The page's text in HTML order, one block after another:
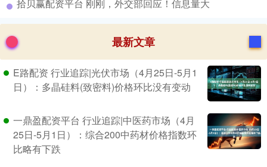
​拾贝赢配资平台 刚刚，外交部回应！信息量大
最新文章
E路配资 行业追踪|光伏市场（4月25日-5月1
日）：多晶硅料(致密料)价格环比没有变动
一鼎盈配资平台 行业追踪|中医药市场（4月
25日-5月1日）：综合200中药材价格指数环
比略有下跌